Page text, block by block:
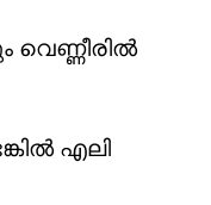
വെണ്ണീരിൽ
എലി